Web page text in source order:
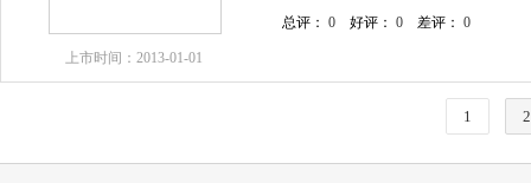
上市时间：2013-01-01
总评： 0 好评： 0 差评： 0
1 2